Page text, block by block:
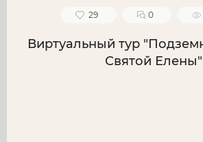
29 0
Виртуальный тур
Святой Елены"